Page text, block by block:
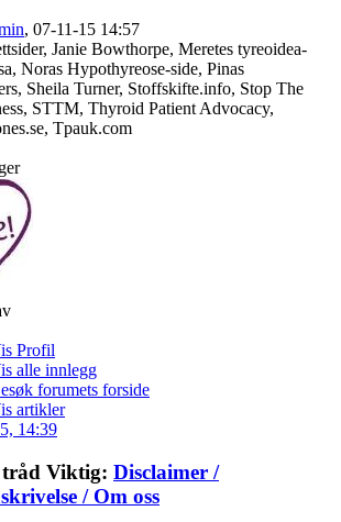
, 07-11-15 14:57
Profil
alle innlegg
forumets forside
artikler
14:39
Viktig: Disclaimer /
/ Om oss